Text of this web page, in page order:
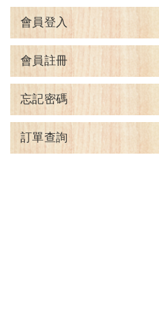
會員登入
會員註冊
忘記密碼
訂單查詢